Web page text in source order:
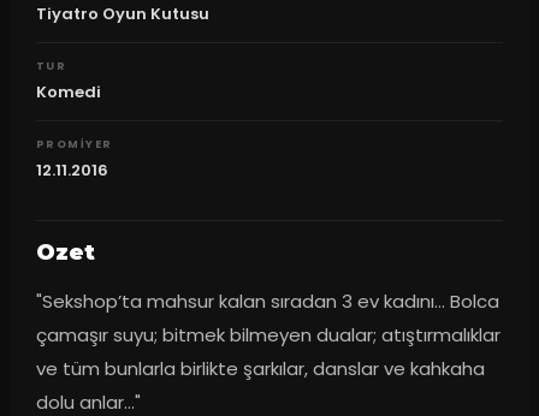
Tiyatro Oyun Kutusu
TUR
Komedi
PROMIYER
12.11.2016
Ozet
"Sekshop’ta mahsur kalan sıradan 3 ev kadını… Bolca
çamaşır suyu; bitmek bilmeyen dualar; atıştırmalıklar
ve tüm bunlarla birlikte şarkılar, danslar ve kahkaha
dolu anlar…"